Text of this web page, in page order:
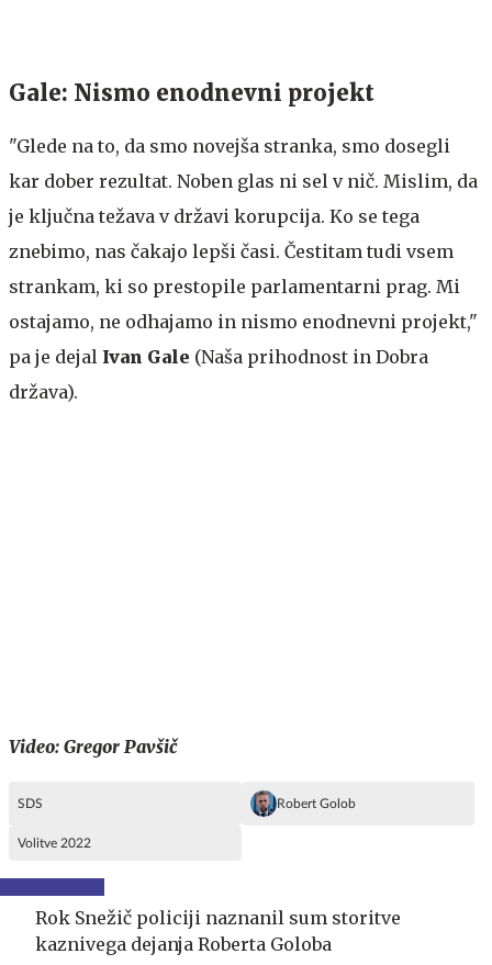
Gale: Nismo enodnevni projekt
"Glede na to, da smo novejša stranka, smo dosegli
kar dober rezultat. Noben glas ni sel v nič. Mislim, da
je ključna težava v državi korupcija. Ko se tega
znebimo, nas čakajo lepši časi. Čestitam tudi vsem
strankam, ki so prestopile parlamentarni prag. Mi
ostajamo, ne odhajamo in nismo enodnevni projekt,"
pa je dejal Ivan Gale (Naša prihodnost in Dobra
država).
Video: Gregor Pavšič
SDS Robert Golob
Volitve 2022
Rok Snežič policiji naznanil sum storitve
kaznivega dejanja Roberta Goloba